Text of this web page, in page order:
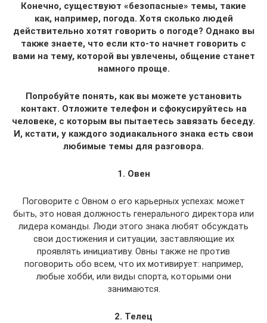
Конечно, существуют «безопасные» темы, такие
как, например, погода. Хотя сколько людей
действительно хотят говорить о погоде? Однако вы
также знаете, что если кто-то начнет говорить с
вами на тему, которой вы увлечены, общение станет
намного проще.
Попробуйте понять, как вы можете установить
контакт. Отложите телефон и сфокусируйтесь на
человеке, с которым вы пытаетесь завязать беседу.
И, кстати, у каждого зодиакального знака есть свои
любимые темы для разговора.
1. Овен
Поговорите с Овном о его карьерных успехах: может
быть, это новая должность генерального директора или
лидера команды. Люди этого знака любят обсуждать
свои достижения и ситуации, заставляющие их
проявлять инициативу. Овны также не против
поговорить обо всем, что их мотивирует: например,
любые хобби, или виды спорта, которыми они
занимаются.
2. Телец